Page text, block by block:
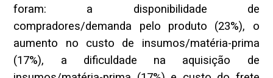
foram: a disponibilidade de
compradores/demanda pelo produto (23%), o
aumento no custo de insumos/matéria-prima
(17%), a dificuldade na aquisição de